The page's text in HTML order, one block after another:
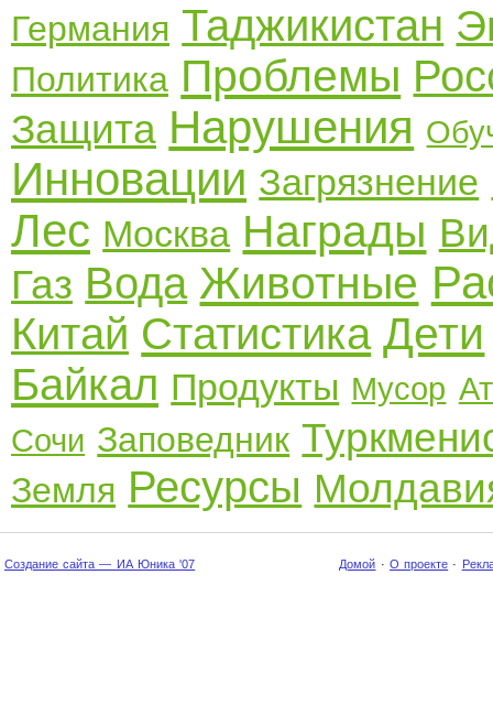
Германия Таджикистан
Политика Проблемы
Защита Нарушения
Инновации Загрязнение
Лес Москва Награды
Газ Вода Животные
Китай Статистика Дети
Байкал Продукты Мусор
Сочи Заповедник
Земля Ресурсы
Создание сайта — ИА Юника '07 Домой · О проекте ·